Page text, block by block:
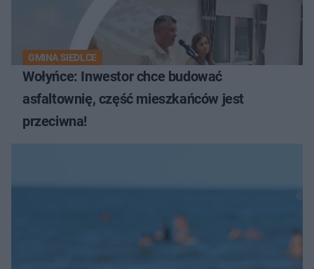
GMINA SIEDLCE
Wołyńce: Inwestor chce budować
asfaltownię, część mieszkańców jest
przeciwna!